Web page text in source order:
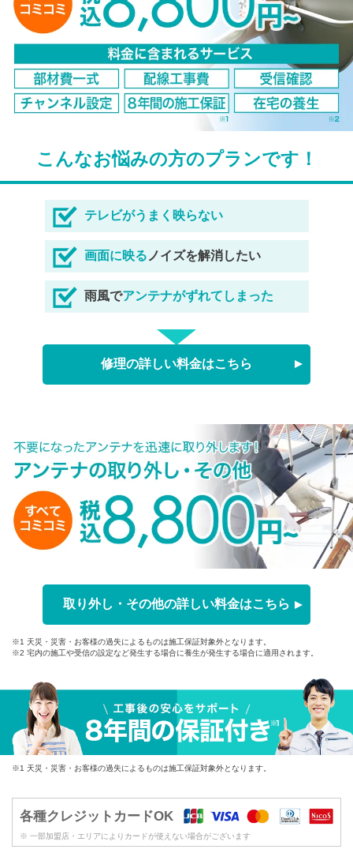
こんなお悩みの方のプランです！
テレビがうまく映らない
画面に映る ノイズを解消したい
雨風でアンテナがずれてしまった
修理の詳しい料金はこちら
取り外し・その他の詳しい料金はこちら
※1 天災・災害・お客様の過失によるものは施工保証対象外となります。
※2 宅内の施工や受信の設定など発生する場合に養生が発生する場合に適用されます。
※1 天災・災害・お客様の過失によるものは施工保証対象外となります。
各種クレジットカードOK
※ 一部加盟店・エリアによりカードが使えない場合がございます